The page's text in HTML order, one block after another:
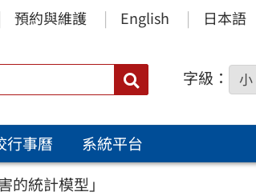
預約與維護 English 日本語
搜
尋：
字級： 小
行事曆
系統平台
統計模型」